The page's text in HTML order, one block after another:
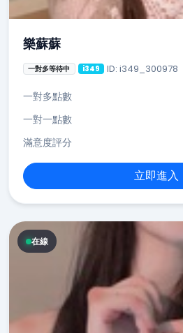
樂蘇蘇
一對多等待中 i349 ID: i349_300978
一對多點數
一對一點數
滿意度評分
立即進入
在線